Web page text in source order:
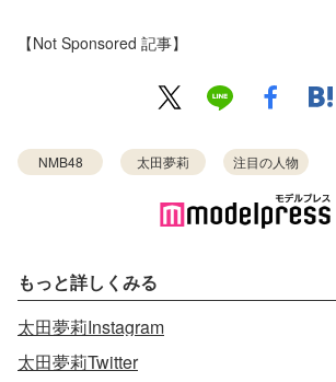
【Not Sponsored 記事】
NMB48 太田夢莉 注目の人物
もっと詳しくみる
太田夢莉Instagram
太田夢莉Twitter